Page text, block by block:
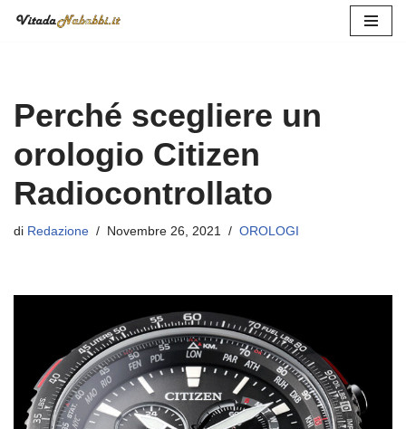
Perché scegliere un
orologio Citizen
Radiocontrollato
di Redazione Novembre 26, 2021 OROLOGI